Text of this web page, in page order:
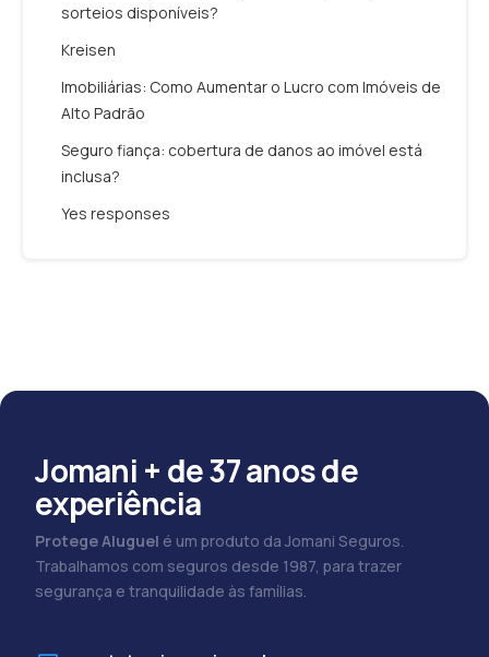
sorteios disponíveis?
Kreisen
Imobiliárias: Como Aumentar o Lucro com Imóveis de
Alto Padrão
Seguro fiança: cobertura de danos ao imóvel está
inclusa?
Yes responses
Jomani + de 37 anos de
experiência
Protege Aluguel é um produto da Jomani Seguros.
Trabalhamos com seguros desde 1987, para trazer
segurança e tranquilidade às famílias.